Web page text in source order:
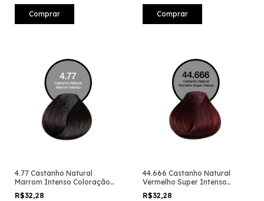
4.77 Castanho Natural
Marrom Intenso Coloração
Creme Permanente
R$32,28
44.666 Castanho Natural
Vermelho Super Intenso
Coloração Creme Permanente
R$32,28